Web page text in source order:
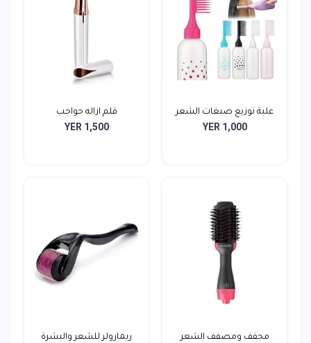
علبة توزيع صبغات الشعر
YER 1,000
قلم ازاله حواجب
YER 1,500
مجفف ومصفف الشعر ريمارولر للشعر والبشرة